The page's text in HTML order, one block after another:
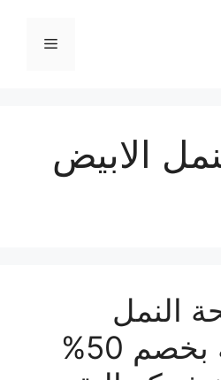
القائمة
الابيض
النمل
الابيض بمكة بخصم 50%